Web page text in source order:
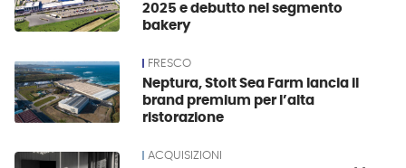
2025 e debutto nel segmento
bakery
FRESCO
Neptura, Stolt Sea Farm lancia il
brand premium per l’alta
ristorazione
ACQUISIZIONI